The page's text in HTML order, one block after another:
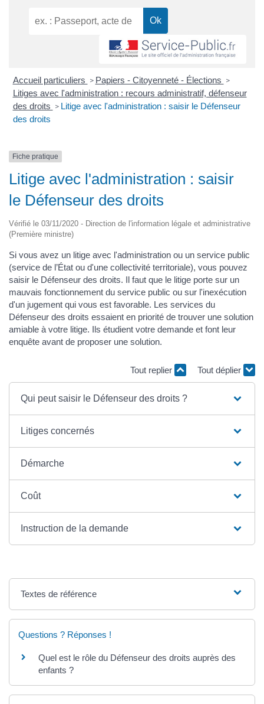
Accueil particuliers > Papiers - Citoyenneté - Élections >
Litiges avec l'administration : recours administratif, défenseur
des droits > Litige avec l'administration : saisir le Défenseur
des droits
Fiche pratique
Litige avec l'administration : saisir
le Défenseur des droits
Vérifié le 03/11/2020 - Direction de l'information légale et administrative
(Première ministre)
Si vous avez un litige avec l'administration ou un service public
(service de l’État ou d'une collectivité territoriale), vous pouvez
saisir le Défenseur des droits. Il faut que le litige porte sur un
mauvais fonctionnement du service public ou sur l'inexécution
d'un jugement qui vous est favorable. Les services du
Défenseur des droits essaient en priorité de trouver une solution
amiable à votre litige. Ils étudient votre demande et font leur
enquête avant de proposer une solution.
Tout replier Tout déplier
Qui peut saisir le Défenseur des droits ?
Litiges concernés
Démarche
Coût
Instruction de la demande
Textes de référence
Questions ? Réponses !
Quel est le rôle du Défenseur des droits auprès des
enfants ?